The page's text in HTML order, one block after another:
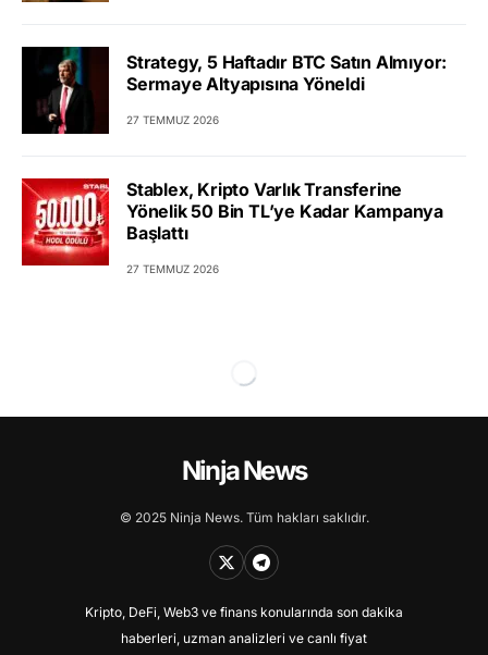
Strategy, 5 Haftadır BTC Satın Almıyor:
Sermaye Altyapısına Yöneldi
27 TEMMUZ 2026
Stablex, Kripto Varlık Transferine
Yönelik 50 Bin TL’ye Kadar Kampanya
Başlattı
27 TEMMUZ 2026
Ninja News
© 2025 Ninja News. Tüm hakları saklıdır.
Kripto, DeFi, Web3 ve finans konularında son dakika
haberleri, uzman analizleri ve canlı fiyat